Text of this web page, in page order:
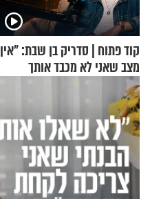
קוד פתוח | סדריק בן שבת: "אין
מצב שאני לא מכבד אותך
בבוקר בהנחת תפילין"